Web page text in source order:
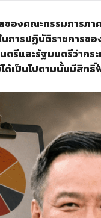
ของคณะกรรมการภ
นการปฏิบัติราชการข
รีและรัฐมนตรีว่ากร
ด้เป็นไปตามนั้นมีสิทธิ์